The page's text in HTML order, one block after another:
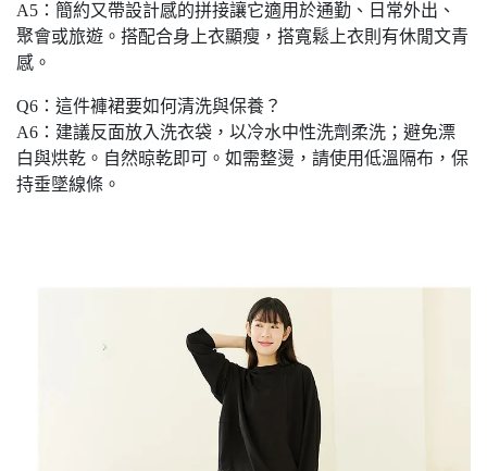
A5：簡約又帶設計感的拼接讓它適用於通勤、日常外出、
聚會或旅遊。搭配合身上衣顯瘦，搭寬鬆上衣則有休閒文青
感。
Q6：這件褲裙要如何清洗與保養？
A6：建議反面放入洗衣袋，以冷水中性洗劑柔洗；避免漂
白與烘乾。自然晾乾即可。如需整燙，請使用低溫隔布，保
持垂墜線條。